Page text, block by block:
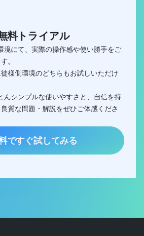
料トライアル
境にて、実際の操作感や使い勝手をご
。
様側環境のどちらもお試しいただけ
んシンプルな使いやすさと、自信を持
質な問題・解説をぜひご体感くださ
ですぐ試してみる